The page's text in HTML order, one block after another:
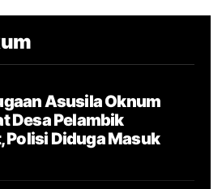
Asusila Oknum
Desa Pelambik
Polisi Diduga Masuk